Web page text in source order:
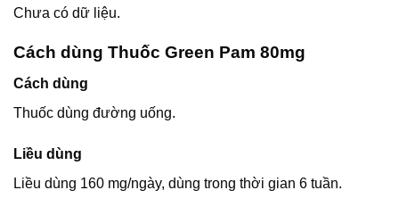
Chưa có dữ liệu.
Cách dùng Thuốc Green Pam 80mg
Cách dùng
Thuốc dùng đường uống.
Liều dùng
Liều dùng 160 mg/ngày, dùng trong thời gian 6 tuần.